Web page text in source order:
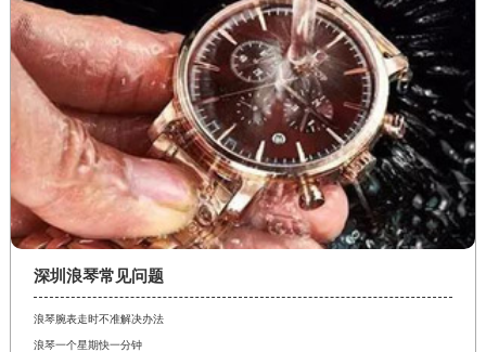
深圳浪琴常见问题
浪琴腕表走时不准解决办法
浪琴一个星期快一分钟